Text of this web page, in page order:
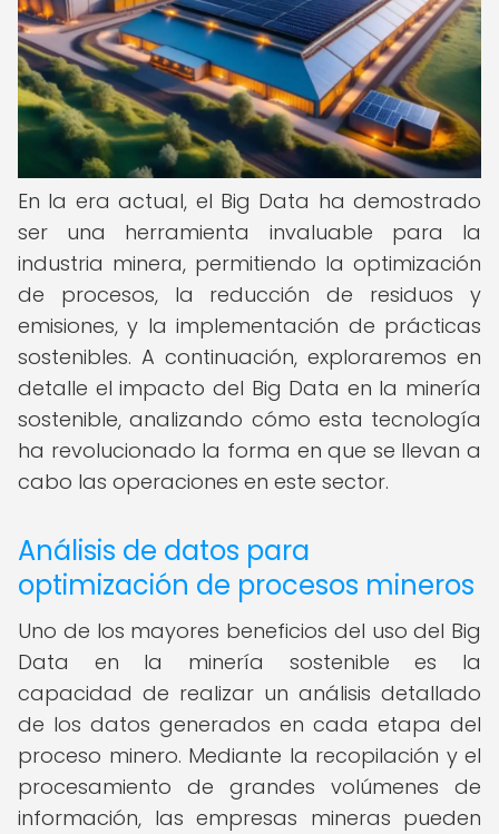
En la era actual, el Big Data ha demostrado
ser una herramienta invaluable para la
industria minera, permitiendo la optimización
de procesos, la reducción de residuos y
emisiones, y la implementación de prácticas
sostenibles. A continuación, exploraremos en
detalle el impacto del Big Data en la minería
sostenible, analizando cómo esta tecnología
ha revolucionado la forma en que se llevan a
cabo las operaciones en este sector.
Análisis de datos para
optimización de procesos mineros
Uno de los mayores beneficios del uso del Big
Data en la minería sostenible es la
capacidad de realizar un análisis detallado
de los datos generados en cada etapa del
proceso minero. Mediante la recopilación y el
procesamiento de grandes volúmenes de
información, las empresas mineras pueden